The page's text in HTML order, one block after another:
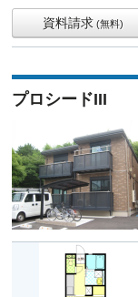
資料請求 (無料)
プロシードIII